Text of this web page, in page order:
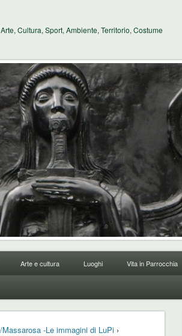
Cultura, Sport, Ambiente, Territorio, Costume
Arte e cultura Luoghi Vita in Parrocchia
-Le immagini di LuPi›